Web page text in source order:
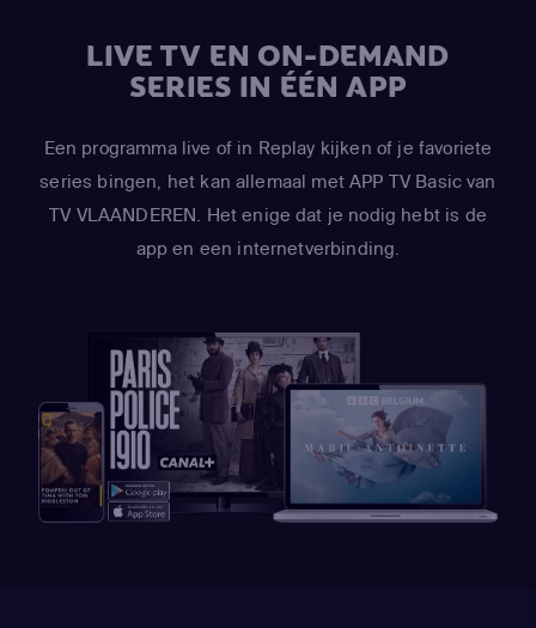
LIVE TV EN ON-DEMAND
SERIES IN ÉÉN APP
Een programma live of in Replay kijken of je favoriete
series bingen, het kan allemaal met APP TV Basic van
TV VLAANDEREN. Het enige dat je nodig hebt is de
app en een internetverbinding.